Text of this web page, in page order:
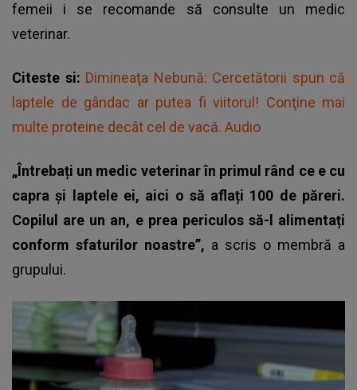
femeii i se recomande să consulte un medic
veterinar.
Citeste si: Dimineaţa Nebună: Cercetătorii spun că
laptele de gândac ar putea fi viitorul! Conţine mai
multe proteine decât cel de vacă. Audio
„Întrebați un medic veterinar în primul rând ce e cu
capra și laptele ei, aici o să aflați 100 de păreri.
Copilul are un an, e prea periculos să-l alimentați
conform sfaturilor noastre”, a scris o membră a
grupului.